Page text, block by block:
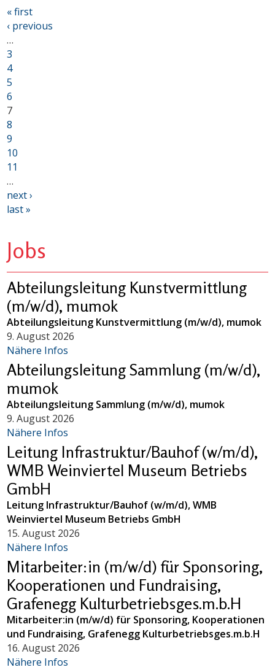
« first
‹ previous
…
3
4
5
6
7
8
9
10
11
…
next ›
last »
Jobs
Abteilungsleitung Kunstvermittlung
(m/w/d), mumok
Abteilungsleitung Kunstvermittlung (m/w/d), mumok
9. August 2026
Nähere Infos
Abteilungsleitung Sammlung (m/w/d),
mumok
Abteilungsleitung Sammlung (m/w/d), mumok
9. August 2026
Nähere Infos
Leitung Infrastruktur/Bauhof (w/m/d),
WMB Weinviertel Museum Betriebs
GmbH
Leitung Infrastruktur/Bauhof (w/m/d), WMB
Weinviertel Museum Betriebs GmbH
15. August 2026
Nähere Infos
Mitarbeiter:in (m/w/d) für Sponsoring,
Kooperationen und Fundraising,
Grafenegg Kulturbetriebsges.m.b.H
Mitarbeiter:in (m/w/d) für Sponsoring, Kooperationen
und Fundraising, Grafenegg Kulturbetriebsges.m.b.H
16. August 2026
Nähere Infos